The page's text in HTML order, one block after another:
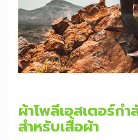
ผ้าโพลีเอสเตอร์ก
สำหรับเสื้อผ้า